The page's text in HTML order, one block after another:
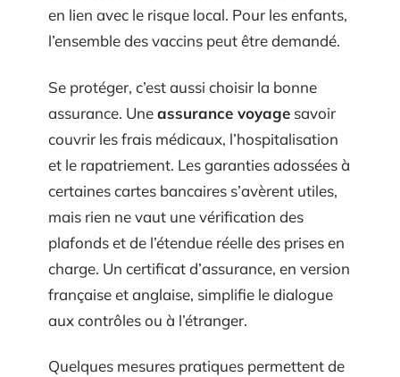
en lien avec le risque local. Pour les enfants,
l’ensemble des vaccins peut être demandé.
Se protéger, c’est aussi choisir la bonne
assurance. Uneassurance voyage savoir
couvrir les frais médicaux, l’hospitalisation
et le rapatriement. Les garanties adossées à
certaines cartes bancaires s’avèrent utiles,
mais rien ne vaut une vérification des
plafonds et de l’étendue réelle des prises en
charge. Un certificat d’assurance, en version
française et anglaise, simplifie le dialogue
aux contrôles ou à l’étranger.
Quelques mesures pratiques permettent de